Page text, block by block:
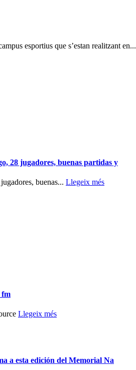
esportius que s’estan realitzant en...
28 jugadores, buenas partidas y
buenas... Llegeix més
fm
Llegeix més
a esta edición del Memorial Na